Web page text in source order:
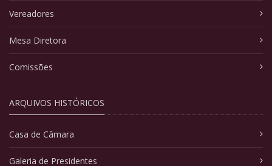
Vereadores
Mesa Diretora
Comissões
ARQUIVOS HISTÓRICOS
Casa de Câmara
Galeria de Presidentes